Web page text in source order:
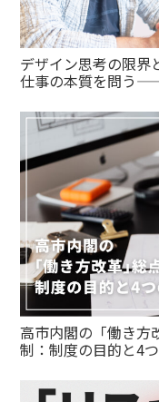
デザイン思考の限界
仕事の本質を問う
高市内閣の「働き方
制：制度の目的と4